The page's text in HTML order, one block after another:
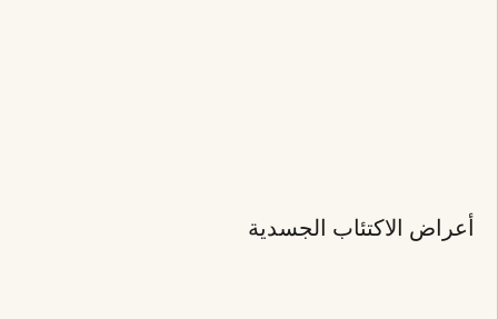
أعراض الاكتئاب الجسدية